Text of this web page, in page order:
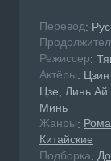
Перевод:
Режисcер:
Актёры:
Цзе, Линь
Минь
Жанры:
Китайские
Подборка: